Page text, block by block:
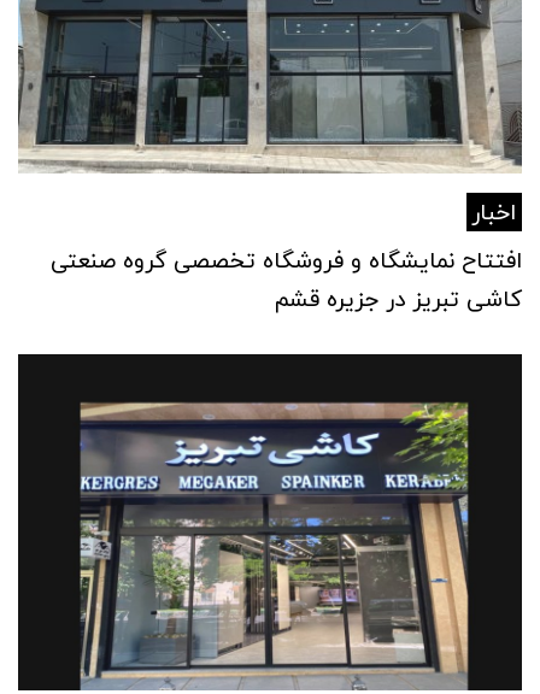
اخبار
افتتاح نمایشگاه و فروشگاه تخصصی گروه صنعتی
کاشی تبریز در جزیره قشم